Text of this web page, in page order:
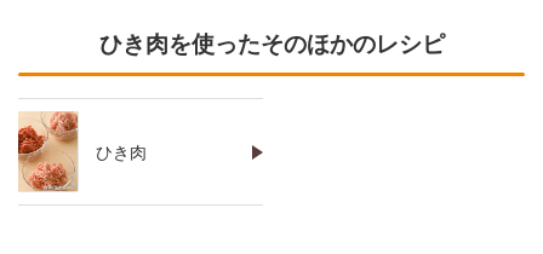
ひき肉を使ったそのほかのレシピ
ひき肉